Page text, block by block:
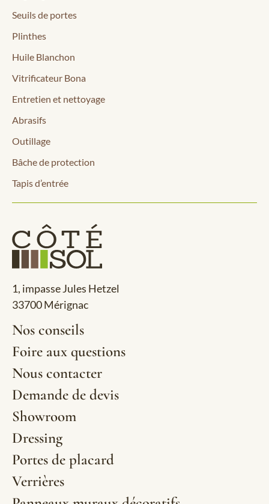
Seuils de portes
Plinthes
Huile Blanchon
Vitrificateur Bona
Entretien et nettoyage
Abrasifs
Outillage
Bâche de protection
Tapis d’entrée
1, impasse Jules Hetzel
33700 Mérignac
Nos conseils
Foire aux questions
Nous contacter
Demande de devis
Showroom
Dressing
Portes de placard
Verrières